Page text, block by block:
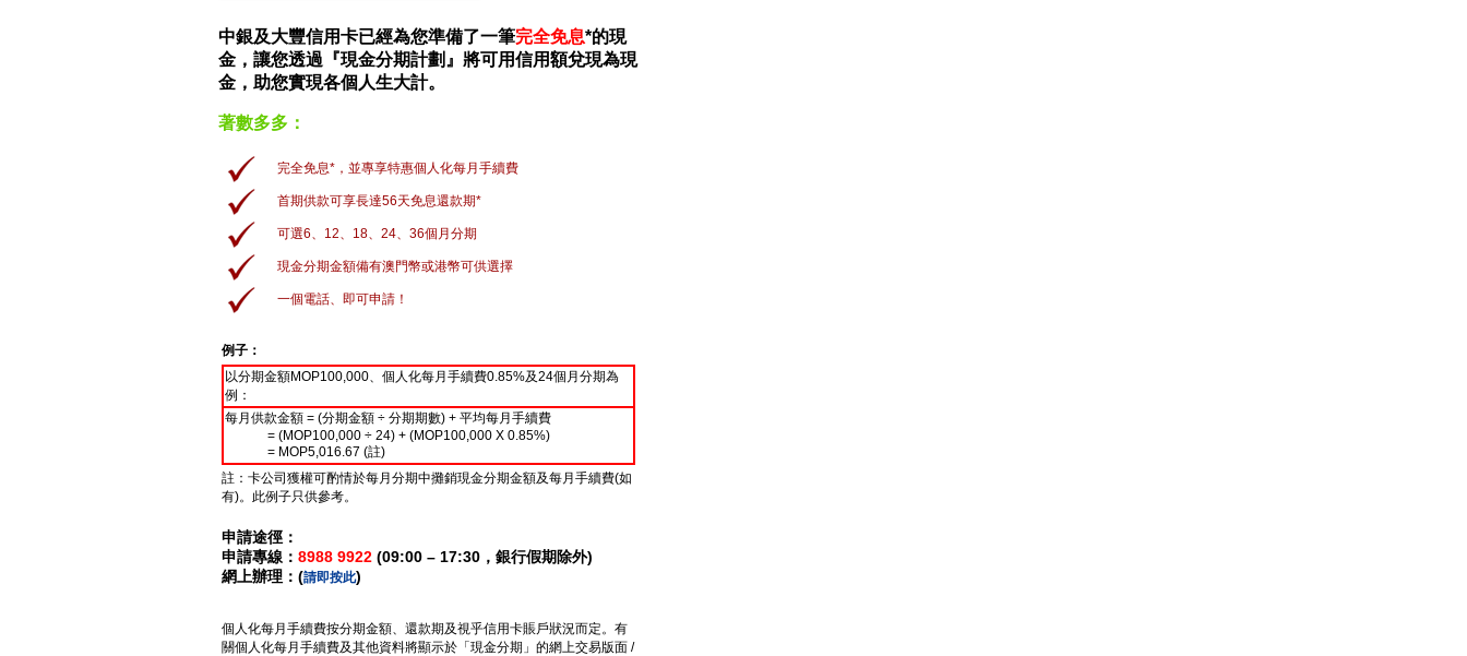
中銀及大豐信用卡已經為您準備了一筆完全免息*的現
金，讓您透過『現金分期計劃』將可用信用額兌現為現
金，助您實現各個人生大計。
著數多多：
完全免息*，並專享特惠個人化每月手續費
首期供款可享長達56天免息還款期*
可選6、12、18、24、36個月分期
現金分期金額備有澳門幣或港幣可供選擇
一個電話、即可申請！
例子：
以分期金額MOP100,000、個人化每月手續費0.85%及24個月分期為
例：
每月供款金額 = (分期金額 ÷ 分期期數) + 平均每月手續費
= (MOP100,000 ÷ 24) + (MOP100,000 X 0.85%)
= MOP5,016.67 (註)
註：卡公司獲權可酌情於每月分期中攤銷現金分期金額及每月手續費(如
有)。此例子只供參考。
申請途徑：
申請專線： 8988 9922 (09:00 – 17:30，銀行假期除外)
網上辦理： (請即按此)
個人化每月手續費按分期金額、還款期及視乎信用卡賬戶狀況而定。有
關個人化每月手續費及其他資料將顯示於「現金分期」的網上交易版面 /